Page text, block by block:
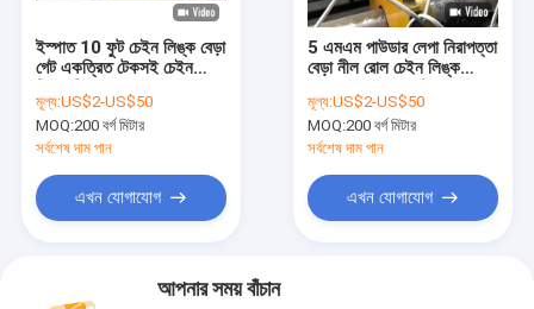
ইস্পাত 10 ফুট চেইন লিঙ্ক বেড়া
গেট একত্রিত টেকসই চেইন
মূল্য:US$2-US$50
MOQ:200 বর্গ মিটার
সর্বশেষ দাম পান
এখন যোগাযোগ
5 এমএম পাউডার লেপা নিরাপত্তা
বেড়া নীল রোল চেইন লিঙ্ক
মূল্য:US$2-US$50
MOQ:200 বর্গ মিটার
সর্বশেষ দাম পান
এখন যোগাযোগ
আপনার সময় বাঁচান